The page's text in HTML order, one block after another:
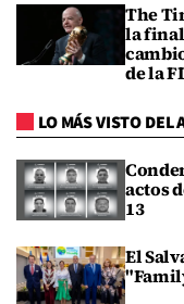
The
la final
de la
LO MÁS VISTO DEL
actos
13
El